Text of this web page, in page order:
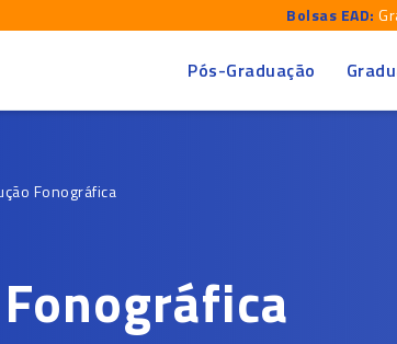
Bolsas EAD:
Pós-Graduação
Fonográfica
em